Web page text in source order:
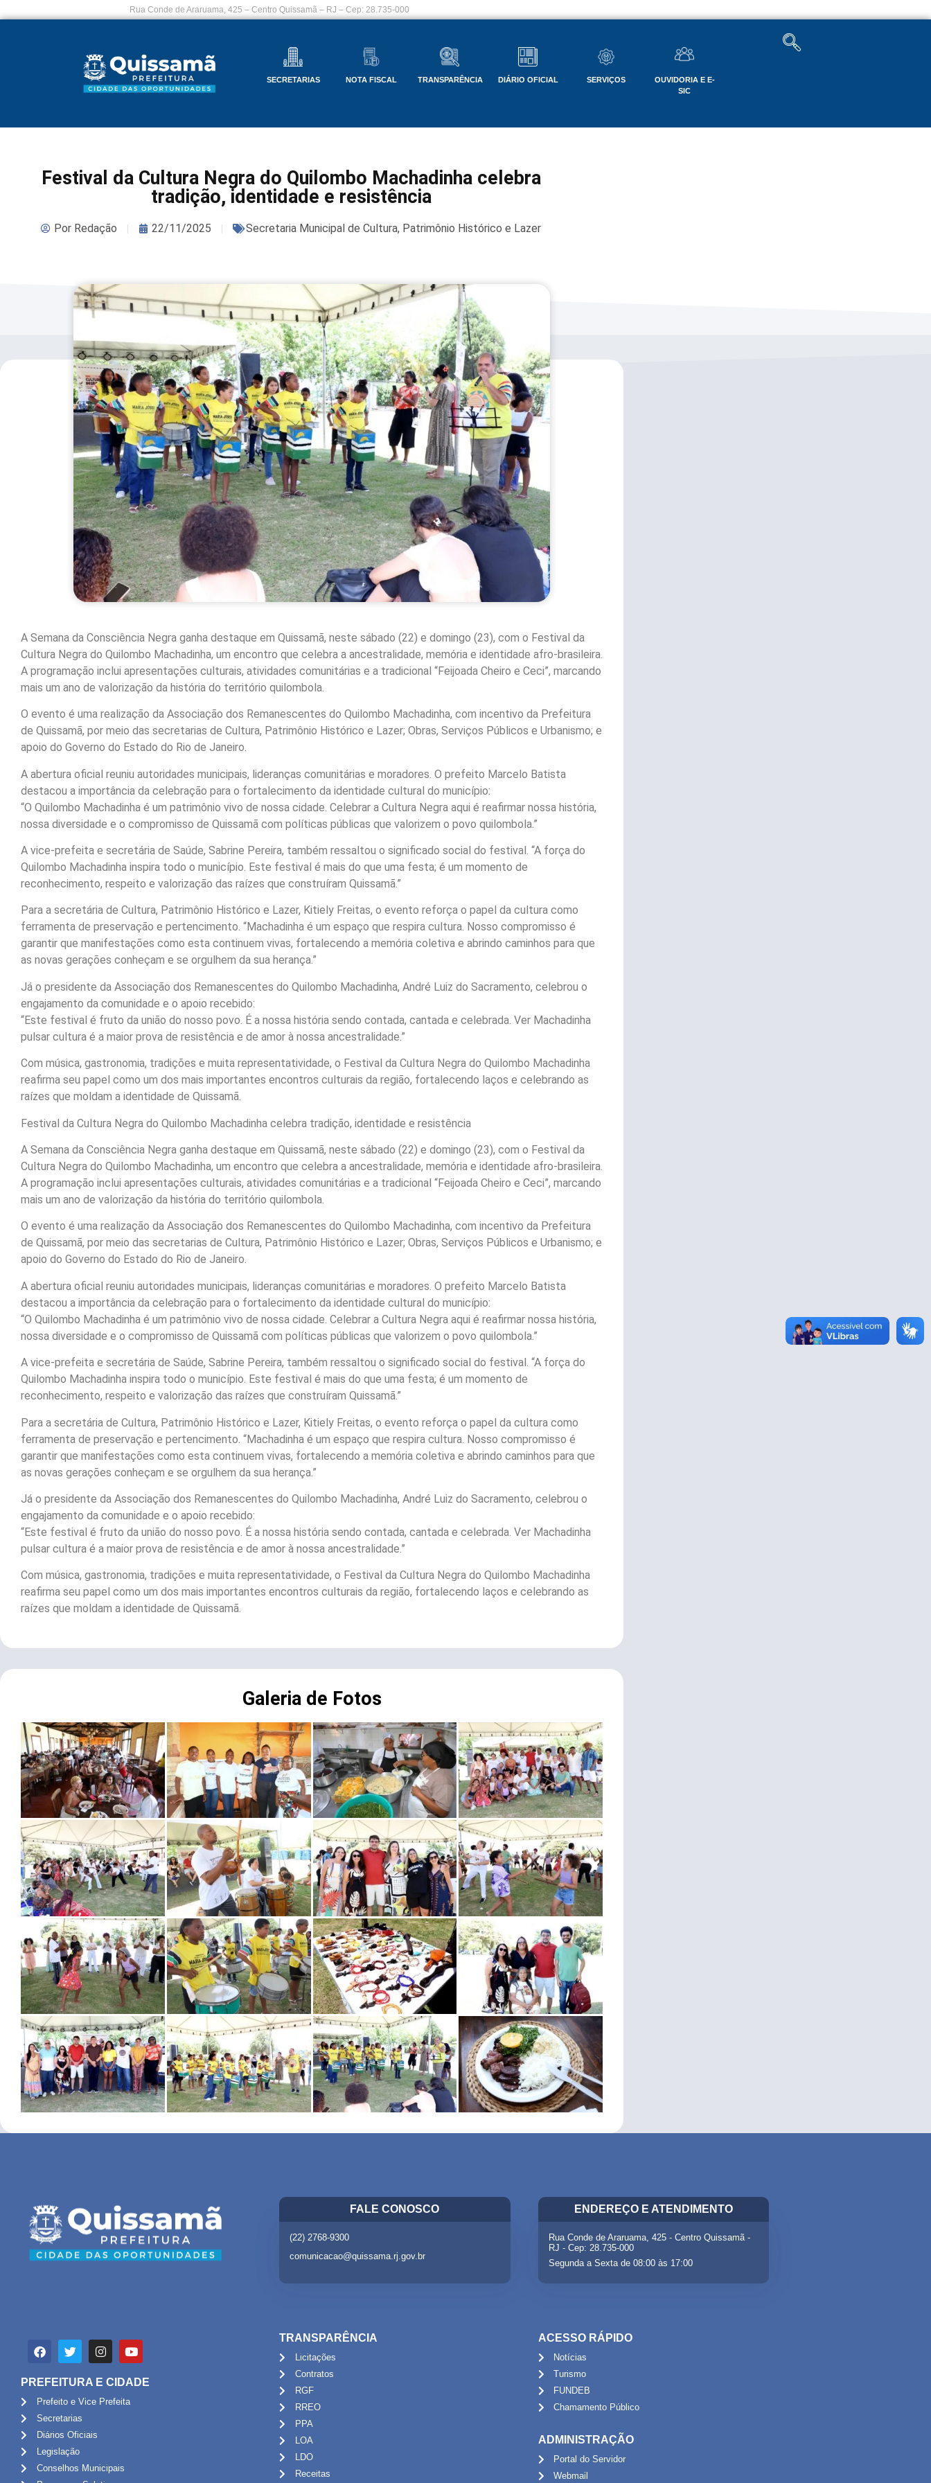
Rua Conde de Araruama, 425 – Centro Quissamã – RJ – Cep: 28.735-000
SECRETARIAS NOTA FISCAL TRANSPARÊNCIA DIÁRIO OFICIAL SERVIÇOS
OUVIDORIA E E-
SIC
Festival da Cultura Negra do Quilombo Machadinha celebra
tradição, identidade e resistência
Por Redação 22/11/2025 Secretaria Municipal de Cultura, Patrimônio Histórico e Lazer
A Semana da Consciência Negra ganha destaque em Quissamã, neste sábado (22) e domingo (23), com o Festival da
Cultura Negra do Quilombo Machadinha, um encontro que celebra a ancestralidade, memória e identidade afro-brasileira.
A programação inclui apresentações culturais, atividades comunitárias e a tradicional “Feijoada Cheiro e Ceci”, marcando
mais um ano de valorização da história do território quilombola.
O evento é uma realização da Associação dos Remanescentes do Quilombo Machadinha, com incentivo da Prefeitura
de Quissamã, por meio das secretarias de Cultura, Patrimônio Histórico e Lazer; Obras, Serviços Públicos e Urbanismo; e
apoio do Governo do Estado do Rio de Janeiro.
A abertura oficial reuniu autoridades municipais, lideranças comunitárias e moradores. O prefeito Marcelo Batista
destacou a importância da celebração para o fortalecimento da identidade cultural do município:
“O Quilombo Machadinha é um patrimônio vivo de nossa cidade. Celebrar a Cultura Negra aqui é reafirmar nossa história,
nossa diversidade e o compromisso de Quissamã com políticas públicas que valorizem o povo quilombola.”
A vice-prefeita e secretária de Saúde, Sabrine Pereira, também ressaltou o significado social do festival. “A força do
Quilombo Machadinha inspira todo o município. Este festival é mais do que uma festa; é um momento de
reconhecimento, respeito e valorização das raízes que construíram Quissamã.”
Para a secretária de Cultura, Patrimônio Histórico e Lazer, Kitiely Freitas, o evento reforça o papel da cultura como
ferramenta de preservação e pertencimento. “Machadinha é um espaço que respira cultura. Nosso compromisso é
garantir que manifestações como esta continuem vivas, fortalecendo a memória coletiva e abrindo caminhos para que
as novas gerações conheçam e se orgulhem da sua herança.”
Já o presidente da Associação dos Remanescentes do Quilombo Machadinha, André Luiz do Sacramento, celebrou o
engajamento da comunidade e o apoio recebido:
“Este festival é fruto da união do nosso povo. É a nossa história sendo contada, cantada e celebrada. Ver Machadinha
pulsar cultura é a maior prova de resistência e de amor à nossa ancestralidade.”
Com música, gastronomia, tradições e muita representatividade, o Festival da Cultura Negra do Quilombo Machadinha
reafirma seu papel como um dos mais importantes encontros culturais da região, fortalecendo laços e celebrando as
raízes que moldam a identidade de Quissamã.
Festival da Cultura Negra do Quilombo Machadinha celebra tradição, identidade e resistência
A Semana da Consciência Negra ganha destaque em Quissamã, neste sábado (22) e domingo (23), com o Festival da
Cultura Negra do Quilombo Machadinha, um encontro que celebra a ancestralidade, memória e identidade afro-brasileira.
A programação inclui apresentações culturais, atividades comunitárias e a tradicional “Feijoada Cheiro e Ceci”, marcando
mais um ano de valorização da história do território quilombola.
O evento é uma realização da Associação dos Remanescentes do Quilombo Machadinha, com incentivo da Prefeitura
de Quissamã, por meio das secretarias de Cultura, Patrimônio Histórico e Lazer; Obras, Serviços Públicos e Urbanismo; e
apoio do Governo do Estado do Rio de Janeiro.
A abertura oficial reuniu autoridades municipais, lideranças comunitárias e moradores. O prefeito Marcelo Batista
destacou a importância da celebração para o fortalecimento da identidade cultural do município:
“O Quilombo Machadinha é um patrimônio vivo de nossa cidade. Celebrar a Cultura Negra aqui é reafirmar nossa história,
nossa diversidade e o compromisso de Quissamã com políticas públicas que valorizem o povo quilombola.”
A vice-prefeita e secretária de Saúde, Sabrine Pereira, também ressaltou o significado social do festival. “A força do
Quilombo Machadinha inspira todo o município. Este festival é mais do que uma festa; é um momento de
reconhecimento, respeito e valorização das raízes que construíram Quissamã.”
Para a secretária de Cultura, Patrimônio Histórico e Lazer, Kitiely Freitas, o evento reforça o papel da cultura como
ferramenta de preservação e pertencimento. “Machadinha é um espaço que respira cultura. Nosso compromisso é
garantir que manifestações como esta continuem vivas, fortalecendo a memória coletiva e abrindo caminhos para que
as novas gerações conheçam e se orgulhem da sua herança.”
Já o presidente da Associação dos Remanescentes do Quilombo Machadinha, André Luiz do Sacramento, celebrou o
engajamento da comunidade e o apoio recebido:
“Este festival é fruto da união do nosso povo. É a nossa história sendo contada, cantada e celebrada. Ver Machadinha
pulsar cultura é a maior prova de resistência e de amor à nossa ancestralidade.”
Com música, gastronomia, tradições e muita representatividade, o Festival da Cultura Negra do Quilombo Machadinha
reafirma seu papel como um dos mais importantes encontros culturais da região, fortalecendo laços e celebrando as
raízes que moldam a identidade de Quissamã.
Galeria de Fotos
FALE CONOSCO
(22) 2768-9300
comunicacao@quissama.rj.gov.br
ENDEREÇO E ATENDIMENTO
Rua Conde de Araruama, 425 - Centro Quissamã -
RJ - Cep: 28.735-000
Segunda a Sexta de 08:00 às 17:00
PREFEITURA E CIDADE
Prefeito e Vice Prefeita
Secretarias
Diários Oficiais
Legislação
Conselhos Municipais
TRANSPARÊNCIA
Licitações
Contratos
RGF
RREO
PPA
LOA
LDO
Receitas
ACESSO RÁPIDO
Notícias
Turismo
FUNDEB
Chamamento Público
ADMINISTRAÇÃO
Portal do Servidor
Webmail